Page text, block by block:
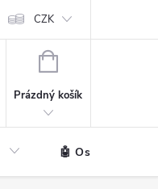
CZK
NÁKUPNÍ
Prázdný košík
🤖 Ostatní